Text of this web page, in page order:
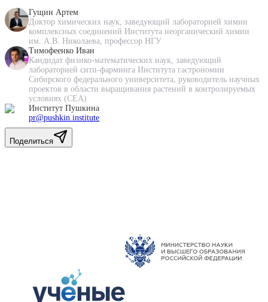
Гущин Артем
Доктор химических наук, заведующий лабораторией химии
комплексных соединений Института неорганический химии
им. А.В. Николаева, профессор НГУ
Тимофеенко Иван
Кандидат физико-математических наук, заведующий
лабораторией сити-фарминга Института гастрономии
Сибирского федерального университета, руководитель научных
проектов в области выращивания растений в контролируемых
условиях (CEA)
Институт Пушкина
pr@pushkin.institute
Поделиться